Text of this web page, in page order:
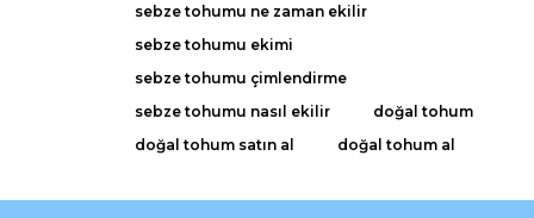
Bu ürüne benzer farklı alternatifler olmalı.
sebze tohumu ne zaman ekilir
sebze tohumu ekimi
sebze tohumu çimlendirme
sebze tohumu nasıl ekilir
doğal tohum
doğal tohum satın al
doğal tohum al